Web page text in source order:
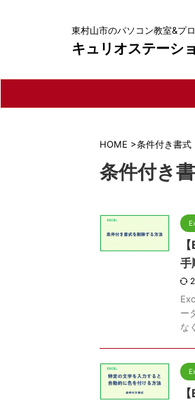
東村山市のパソコン教室&プ
キュリオステーシ
HOME >条件付き書式
条件付き
手
ー
な